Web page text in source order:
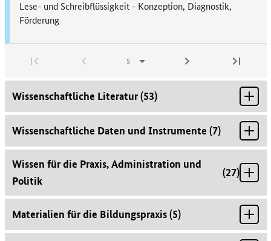
Lese- und Schreibflüssigkeit - Konzeption, Diagnostik,
Förderung
Wissenschaftliche Literatur(53)
Wissenschaftliche Daten und Instrumente (7)
Wissen für die Praxis, Administration und
Politik
(27)
Materialien für die Bildungspraxis(5)